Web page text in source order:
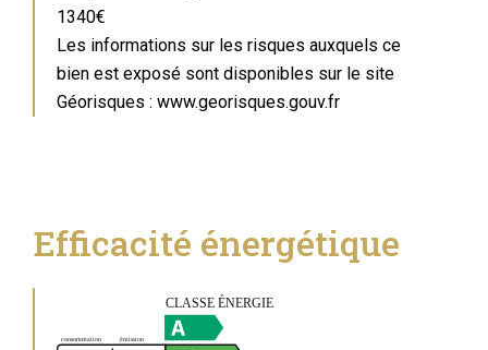
1340€
Les informations sur les risques auxquels ce
bien est exposé sont disponibles sur le site
Géorisques : www.georisques.gouv.fr
Efficacité énergétique